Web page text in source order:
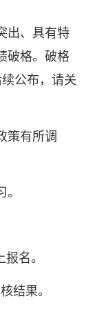
出、具有特
破格。破格
公布，请关
策有所调
名。
结果。